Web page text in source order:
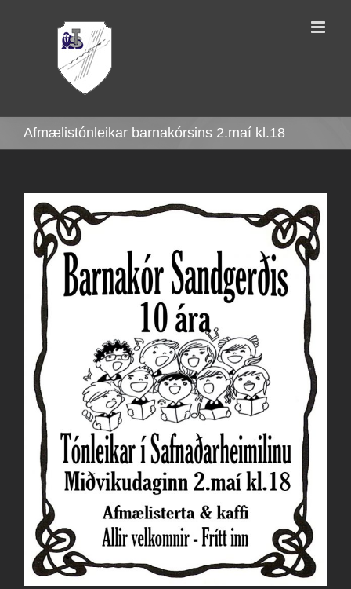
Afmælistónleikar barnakórsins 2.maí kl.18
View
Larger
Image